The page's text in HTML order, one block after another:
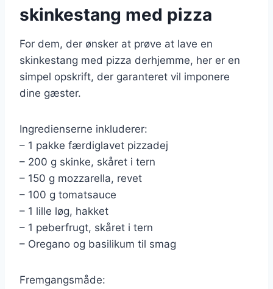
skinkestang med pizza
For dem, der ønsker at prøve at lave en
skinkestang med pizza derhjemme, her er en
simpel opskrift, der garanteret vil imponere
dine gæster.
Ingredienserne inkluderer:
– 1 pakke færdiglavet pizzadej
– 200 g skinke, skåret i tern
– 150 g mozzarella, revet
– 100 g tomatsauce
– 1 lille løg, hakket
– 1 peberfrugt, skåret i tern
– Oregano og basilikum til smag
Fremgangsmåde: